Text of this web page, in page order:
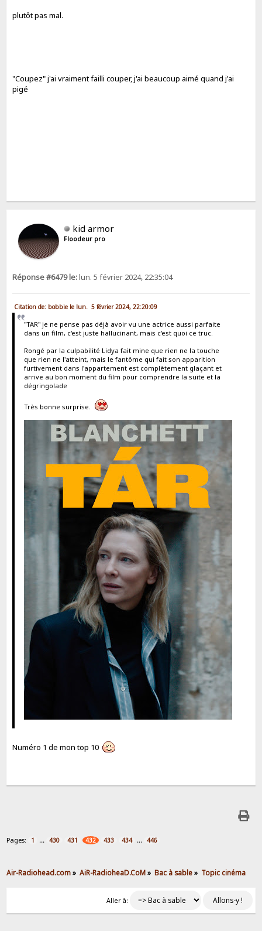
plutôt pas mal.
"Coupez" j'ai vraiment failli couper, j'ai beaucoup aimé quand j'ai
pigé
kid armor
Floodeur pro
Réponse #6479 le:lun. 5 février 2024, 22:35:04
Citation de: bobbie le lun. 5 février 2024, 22:20:09
"TAR" je ne pense pas déjà avoir vu une actrice aussi parfaite
dans un film, c'est juste hallucinant, mais c'est quoi ce truc.
Rongé par la culpabilité Lidya fait mine que rien ne la touche
que rien ne l'atteint, mais le fantôme qui fait son apparition
furtivement dans l'appartement est complètement glaçant et
arrive au bon moment du film pour comprendre la suite et la
dégringolade
Très bonne surprise.
Numéro 1 de mon top 10
Pages: 1 ... 430 431 432 433 434 ... 446
Air-Radiohead.com» AiR-RadioheaD.CoM» Bac à sable» Topic cinéma
Aller à: